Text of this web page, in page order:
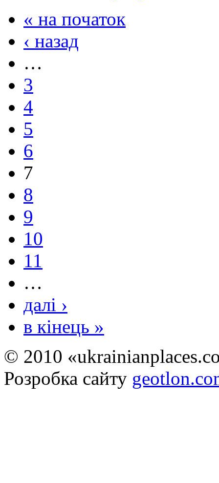
« на початок
‹ назад
…
3
4
5
6
7
8
9
10
11
…
далі ›
в кінець »
© 2010
Розробка сайту